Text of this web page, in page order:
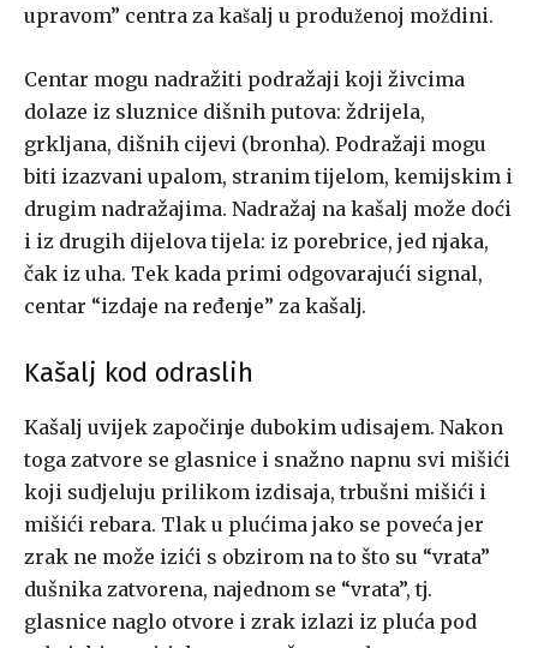
upravom” centra za kašalj u produženoj moždini.
Centar mogu nadražiti podražaji koji živcima
dolaze iz sluznice dišnih putova: ždrijela,
grkljana, dišnih cijevi (bronha). Podražaji mogu
biti izazvani upalom, stranim tijelom, kemijskim i
drugim nadražajima. Nadražaj na kašalj može doći
i iz drugih dijelova tijela: iz porebrice, jed­ njaka,
čak iz uha. Tek kada primi odgovarajući signal,
centar “izdaje na­ ređenje” za kašalj.
Kašalj kod odraslih
Kašalj uvijek započinje dubokim udisajem. Nakon
toga zatvore se glasnice i snažno napnu svi mišići
koji sudjeluju prilikom izdisaja, trbuš­ni mišići i
mišići rebara. Tlak u plućima jako se poveća jer
zrak ne može izići s obzirom na to što su “vrata”
dušnika zatvorena, najednom se “vrata”, tj.
glasnice naglo otvore i zrak izlazi iz pluća pod